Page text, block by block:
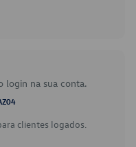
login na sua conta.
clientes logados.